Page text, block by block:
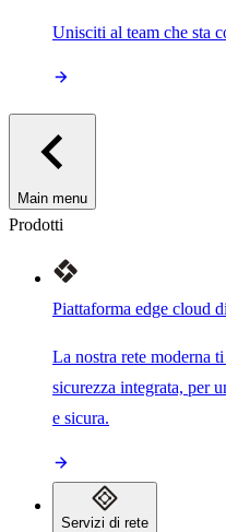
Unisciti al team che sta
Main menu
Prodotti
Piattaforma edge cloud
La nostra rete moderna
sicurezza integrata, per
e sicura.
Servizi di rete